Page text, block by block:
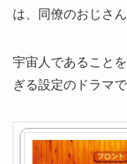
は、同僚のおじさ
宇宙人であること
ぎる設定のドラマで